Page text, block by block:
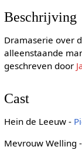
Beschrijving
Dramaserie over
alleenstaande
geschreven door
Cast
Hein de Leeuw -
Mevrouw Welling -